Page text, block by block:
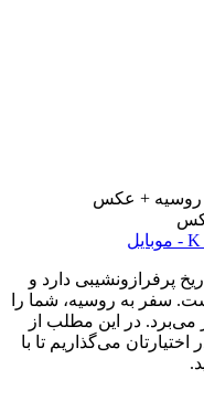
روسیه + عکس
پرفرازونشیبی دارد و
سفر به روسیه، شما را
می‌برد. در این مطلب از
می‌گذاریم تا با